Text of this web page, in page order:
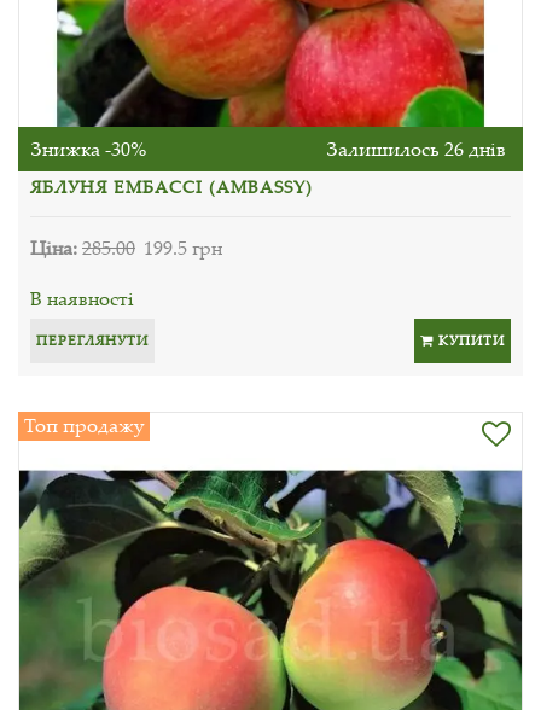
Знижка -30% Залишилось 26 днів
ЯБЛУНЯ ЕМБАССІ (AMBASSY)
Ціна:285.00 199.5 грн
В наявності
ПЕРЕГЛЯНУТИ КУПИТИ
Топ продажу